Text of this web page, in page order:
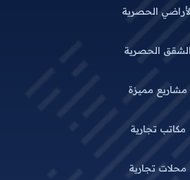
الحصرية
الشقق الحصرية
مشاريع مميزة
مكاتب تجارية
محلات تجارية